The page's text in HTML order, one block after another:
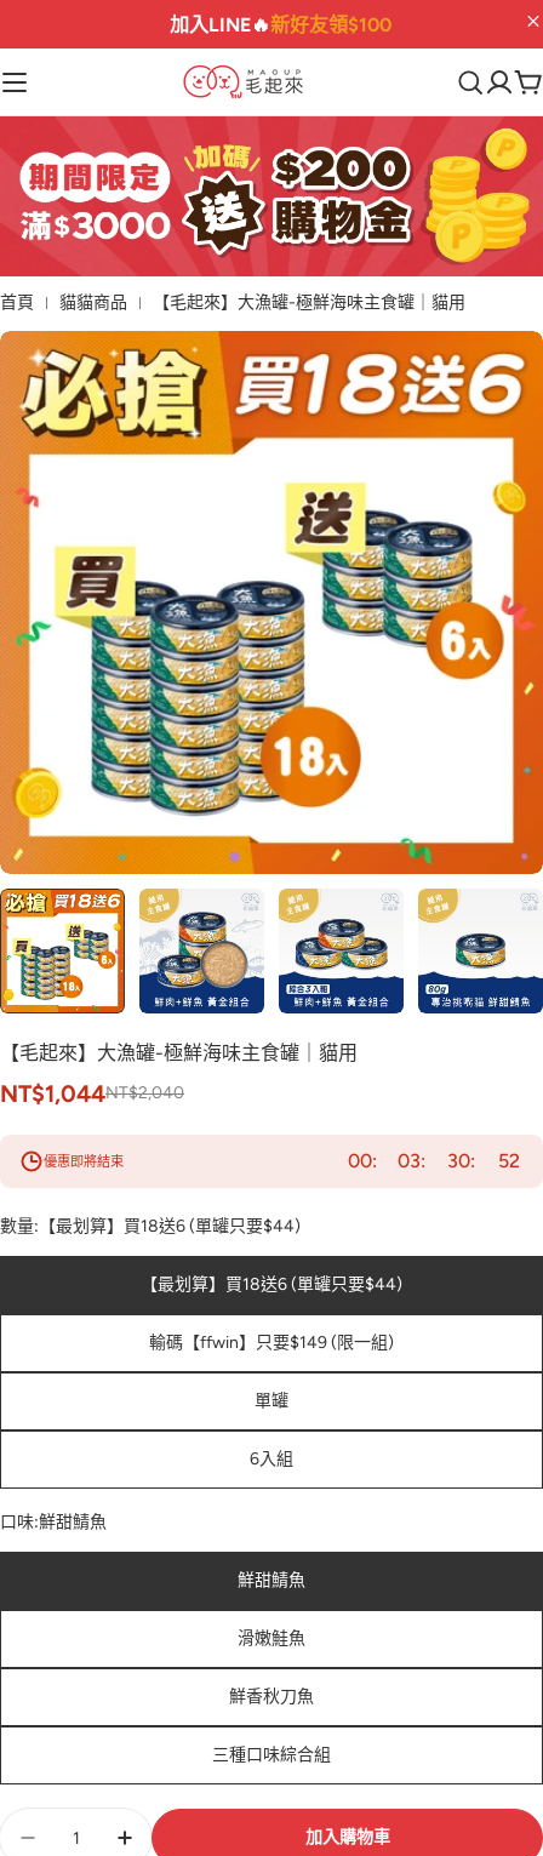
滿$3000送$200購物金💰 02 : 04 :
購
物
車
首頁 貓貓商品 【毛起來】大漁罐-極鮮海味主食罐｜貓用
【毛起來】大漁罐-極鮮海味主食罐｜貓用
NT$1,044NT$2,040
優惠即將結束 00 03 30 50
數量: 【最划算】買18送6 (單罐只要$44)
【最划算】買18送6 (單罐只要$44)
輸碼【ffwin】只要$149 (限一組)
單罐
6入組
口味:鮮甜鯖魚
鮮甜鯖魚
滑嫩鮭魚
鮮香秋刀魚
三種口味綜合組
量
加入購物車